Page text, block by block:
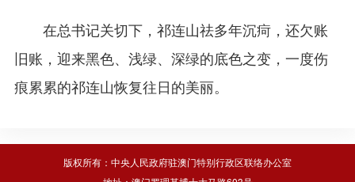
在总书记关切下，祁连山祛多年沉疴，还欠账
旧账，迎来黑色、浅绿、深绿的底色之变，一度伤
痕累累的祁连山恢复往日的美丽。
版权所有：中央人民政府驻澳门特别行政区联络办公室